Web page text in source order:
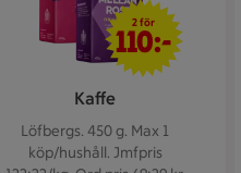
Kaffe
Löfbergs. 450 g. Max 1
köp/hushåll. Jmfpris
2 för 110 kr
2 för
110:-